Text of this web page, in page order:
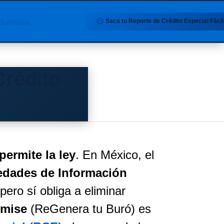
Servicios Saca tu Reporte de Crédito Especial Fácil
la ley. En México, el
de Información
sí obliga a eliminar
(ReGenera tu Buró) es